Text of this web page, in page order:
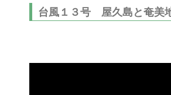
台風１３号 屋久島と奄美